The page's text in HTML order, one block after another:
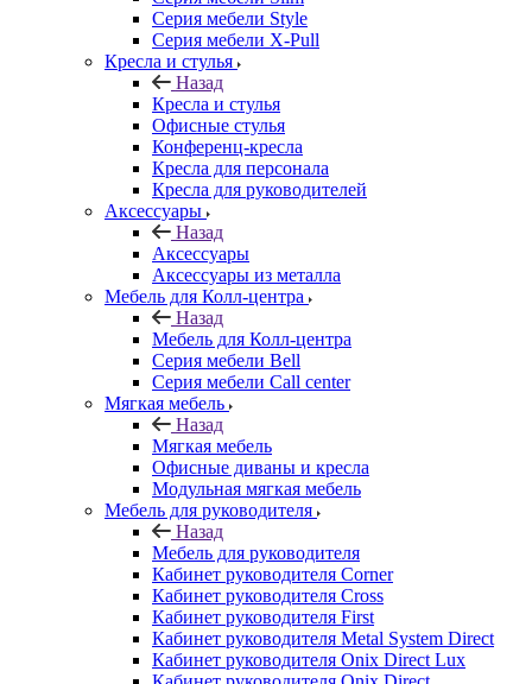
Серия мебели Style
Серия мебели X-Pull
Кресла и стулья
Назад
Кресла и стулья
Офисные стулья
Конференц-кресла
Кресла для персонала
Кресла для руководителей
Аксессуары
Назад
Аксессуары
Аксессуары из металла
Мебель для Колл-центра
Назад
Мебель для Колл-центра
Серия мебели Bell
Серия мебели Call center
Мягкая мебель
Назад
Мягкая мебель
Офисные диваны и кресла
Модульная мягкая мебель
Мебель для руководителя
Назад
Мебель для руководителя
Кабинет руководителя Corner
Кабинет руководителя Cross
Кабинет руководителя First
Кабинет руководителя Metal System Direct
Кабинет руководителя Onix Direct Lux